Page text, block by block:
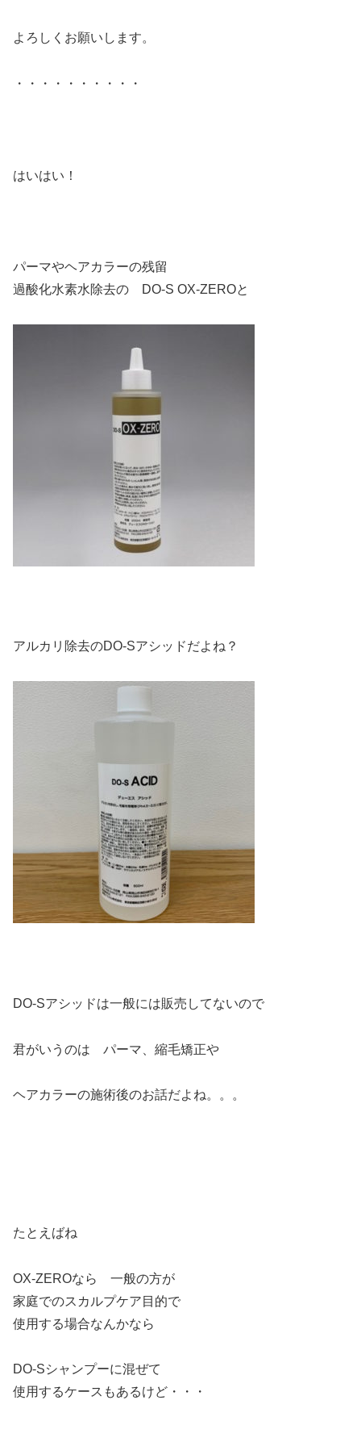
よろしくお願いします。
・・・・・・・・・・
はいはい！
パーマやヘアカラーの残留
過酸化水素水除去の DO-S OX-ZEROと
アルカリ除去のDO-Sアシッドだよね？
DO-Sアシッドは一般には販売してないので
君がいうのは パーマ、縮毛矯正や
ヘアカラーの施術後のお話だよね。。。
たとえばね
OX-ZEROなら 一般の方が
家庭でのスカルプケア目的で
使用する場合なんかなら
DO-Sシャンプーに混ぜて
使用するケースもあるけど・・・